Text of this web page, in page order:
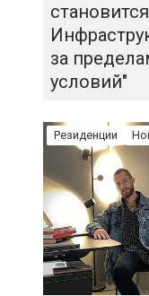
за
условий"
Резиденции